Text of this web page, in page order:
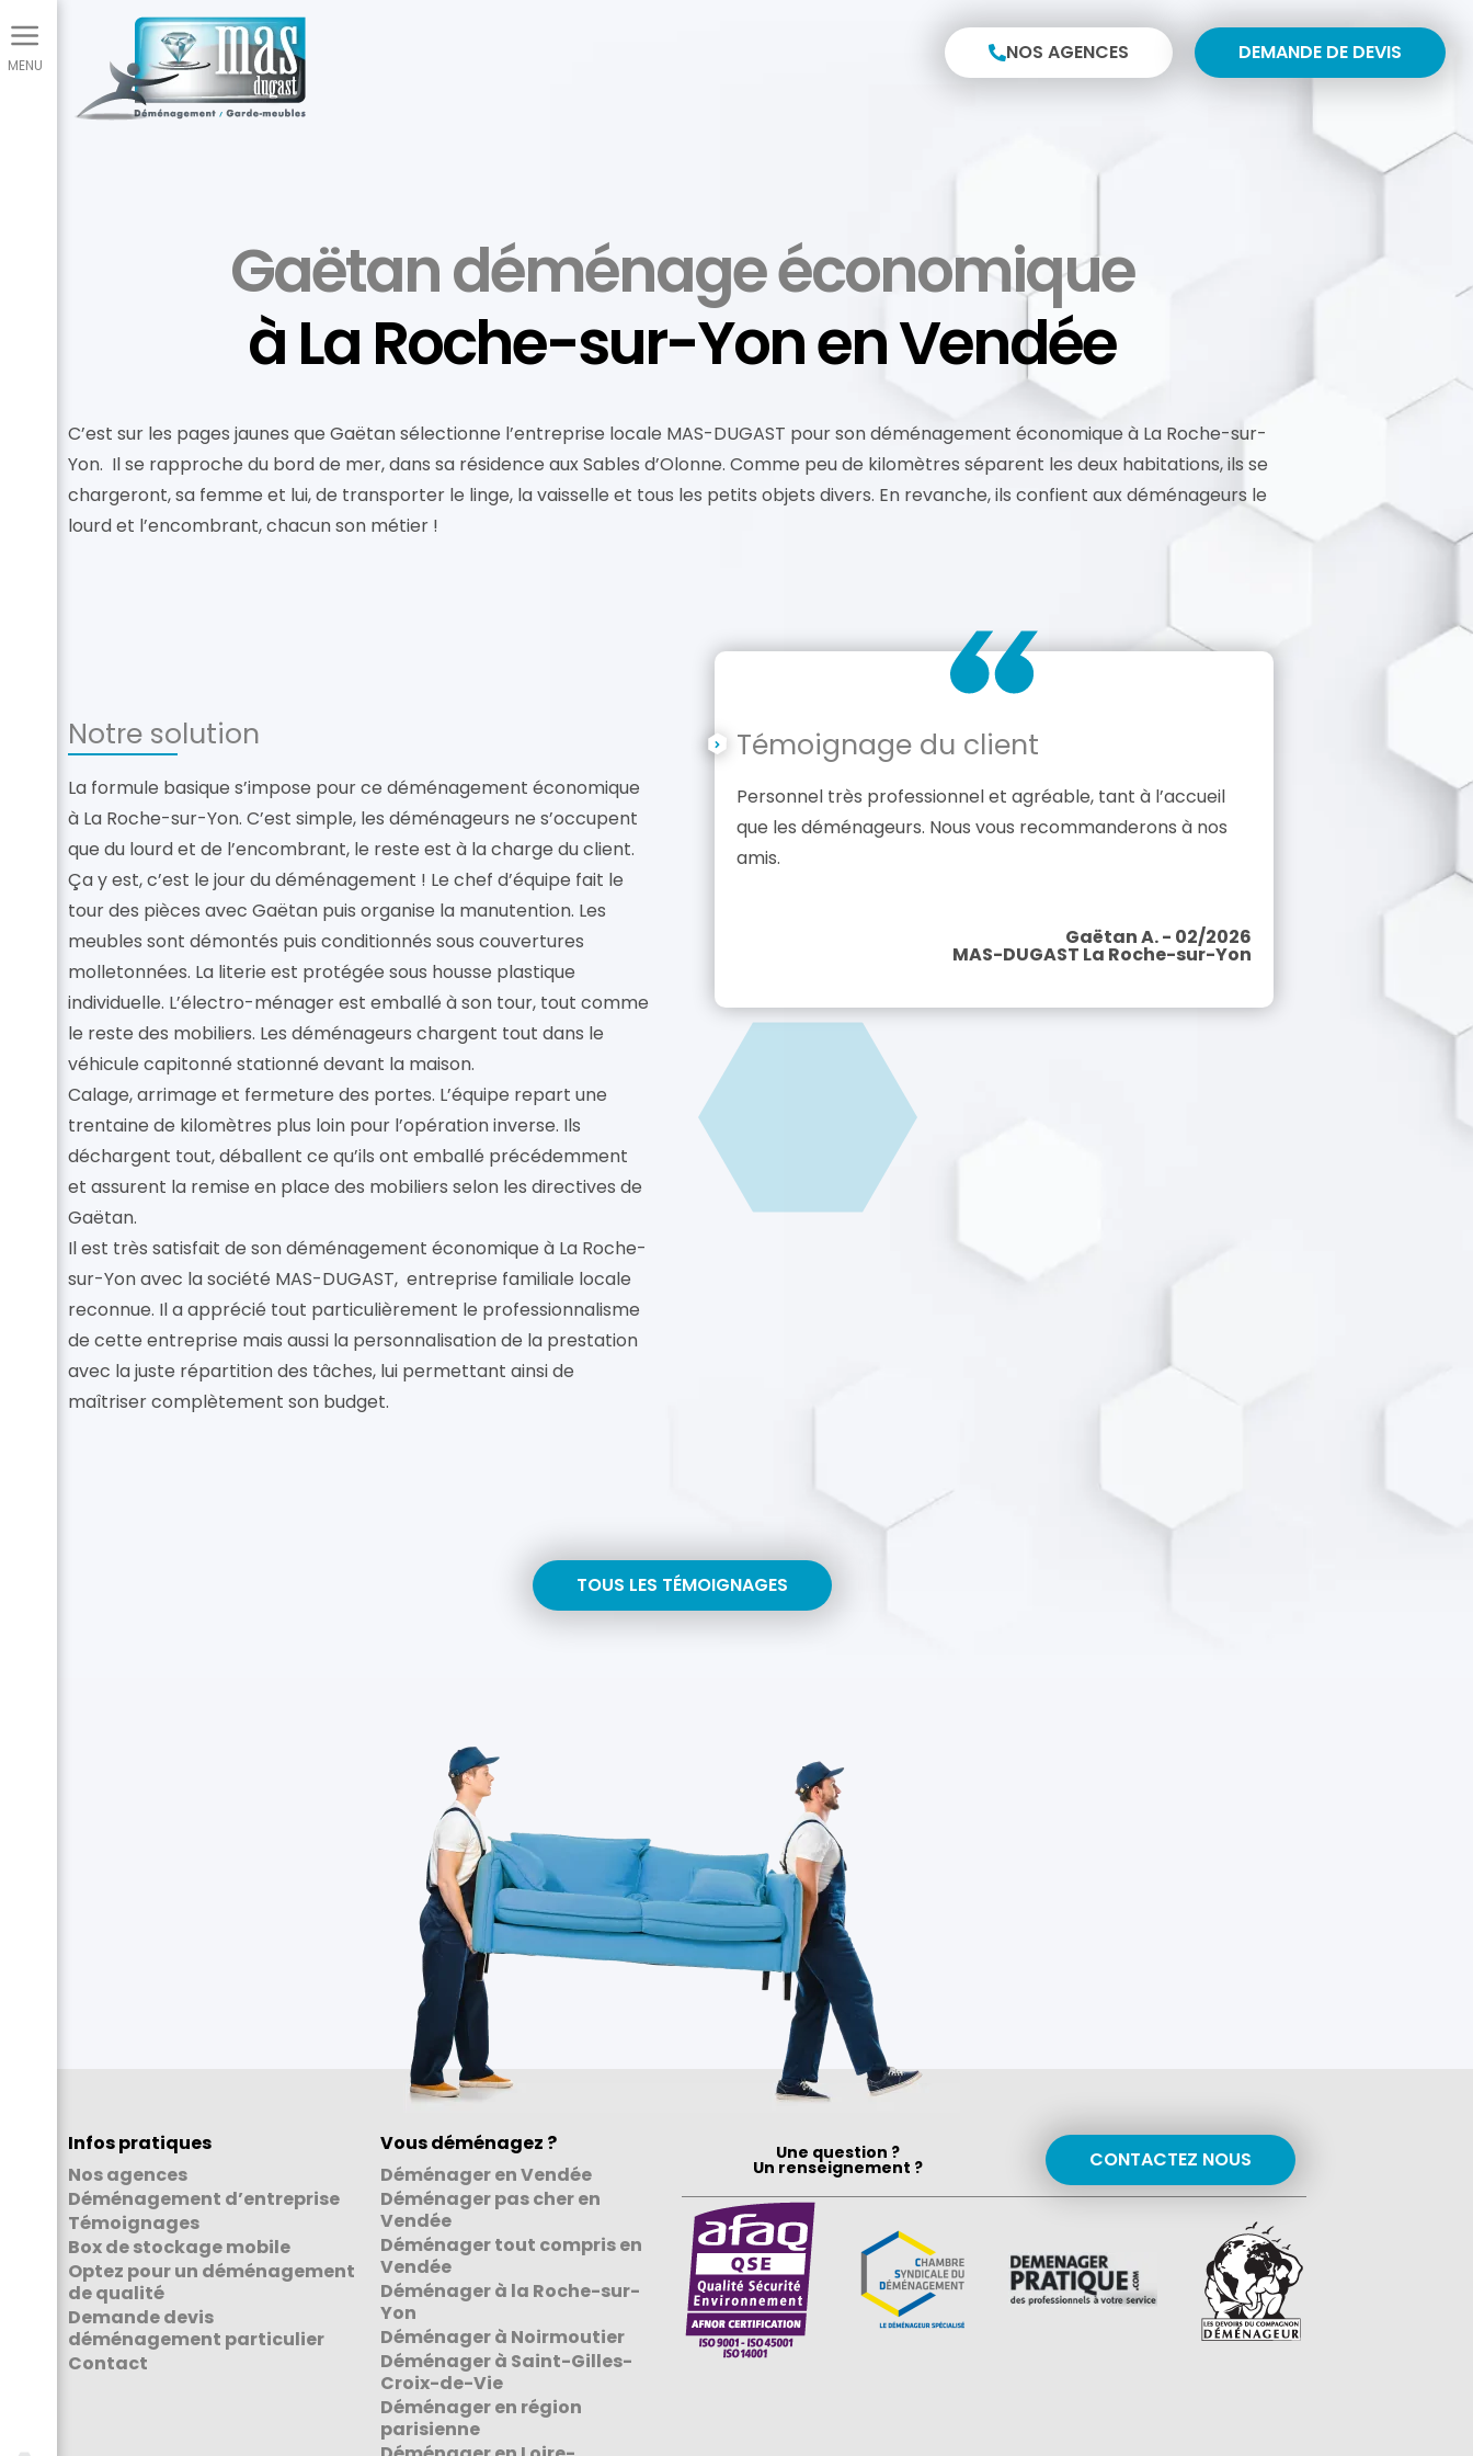
NOS AGENCES DEMANDE DE DEVIS
Gaëtan déménage économique
à La Roche-sur-Yon en Vendée
C’est sur les pages jaunes que Gaëtan sélectionne l’entreprise locale MAS-DUGAST pour son déménagement économique à La Roche-sur-
Yon. Il se rapproche du bord de mer, dans sa résidence aux Sables d’Olonne. Comme peu de kilomètres séparent les deux habitations, ils se
chargeront, sa femme et lui, de transporter le linge, la vaisselle et tous les petits objets divers. En revanche, ils confient aux déménageurs le
lourd et l’encombrant, chacun son métier !
Notre solution
La formule basique s’impose pour ce déménagement économique
à La Roche-sur-Yon. C’est simple, les déménageurs ne s’occupent
que du lourd et de l’encombrant, le reste est à la charge du client.
Ça y est, c’est le jour du déménagement ! Le chef d’équipe fait le
tour des pièces avec Gaëtan puis organise la manutention. Les
meubles sont démontés puis conditionnés sous couvertures
molletonnées. La literie est protégée sous housse plastique
individuelle. L’électro-ménager est emballé à son tour, tout comme
le reste des mobiliers. Les déménageurs chargent tout dans le
véhicule capitonné stationné devant la maison.
Calage, arrimage et fermeture des portes. L’équipe repart une
trentaine de kilomètres plus loin pour l’opération inverse. Ils
déchargent tout, déballent ce qu’ils ont emballé précédemment
et assurent la remise en place des mobiliers selon les directives de
Gaëtan.
Il est très satisfait de son déménagement économique à La Roche-
sur-Yon avec la société MAS-DUGAST, entreprise familiale locale
reconnue. Il a apprécié tout particulièrement le professionnalisme
de cette entreprise mais aussi la personnalisation de la prestation
avec la juste répartition des tâches, lui permettant ainsi de
maîtriser complètement son budget.
Témoignage du client
Personnel très professionnel et agréable, tant à l’accueil
que les déménageurs. Nous vous recommanderons à nos
amis.
Gaëtan A. - 02/2026
MAS-DUGAST La Roche-sur-Yon
TOUS LES TÉMOIGNAGES
Infos pratiques
Nos agences
Déménagement d’entreprise
Témoignages
Box de stockage mobile
Optez pour un déménagement
de qualité
Demande devis
déménagement particulier
Contact
Vous déménagez ?
Déménager en Vendée
Déménager pas cher en
Vendée
Déménager tout compris en
Vendée
Déménager à la Roche-sur-
Yon
Déménager à Noirmoutier
Déménager à Saint-Gilles-
Croix-de-Vie
Déménager en région
parisienne
Une question ?
Un renseignement ? CONTACTEZ NOUS
Panneau de gestion des cookies